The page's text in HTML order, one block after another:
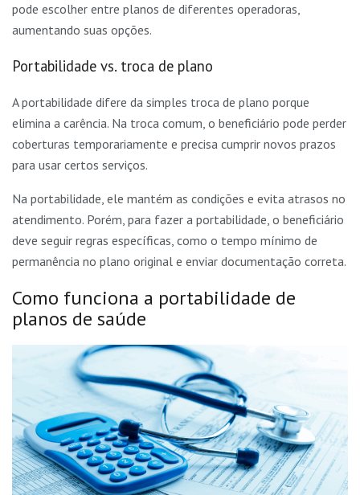
pode escolher entre planos de diferentes operadoras,
aumentando suas opções.
Portabilidade vs. troca de plano
A portabilidade difere da simples troca de plano porque
elimina a carência. Na troca comum, o beneficiário pode perder
coberturas temporariamente e precisa cumprir novos prazos
para usar certos serviços.
Na portabilidade, ele mantém as condições e evita atrasos no
atendimento. Porém, para fazer a portabilidade, o beneficiário
deve seguir regras específicas, como o tempo mínimo de
permanência no plano original e enviar documentação correta.
Como funciona a portabilidade de
planos de saúde